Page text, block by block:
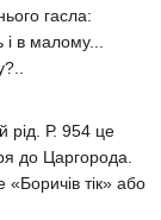
гасла:
в малому...
рід. Р. 954 це
до Царгорода.
тік» або